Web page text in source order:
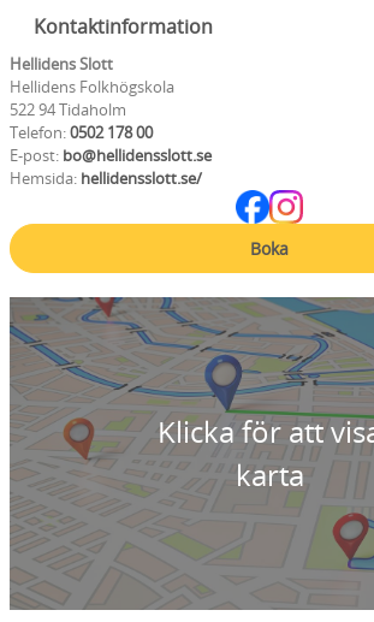
Kontaktinformation
Hellidens Slott
Hellidens Folkhögskola
522 94 Tidaholm
Telefon:0502 178 00
E-post: bo@hellidensslott.se
Hemsida: hellidensslott.se/
Boka
Klicka för att
karta